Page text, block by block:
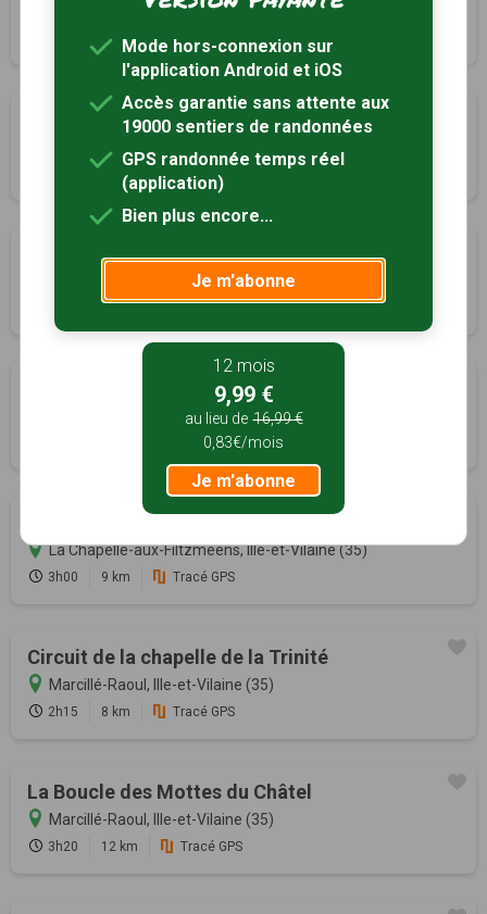
Feins, Ille-et-Vilaine (35)
4.7 km
Sentier de la Plousière
6.8 km Tracé GPS
Sentier des Guipellois
Guipel, Ille-et-Vilaine (35)
8.6 km Tracé GPS
Guipel, Ille-et-Vilaine (35)
Tracé GPS
La Chapelle-aux-Filtzméens, Ille-et-Vilaine (35)
3h00 9 km Tracé GPS
Circuit de la chapelle de la Trinité
Marcillé-Raoul, Ille-et-Vilaine (35)
2h15 8 km Tracé GPS
La Boucle des Mottes du Châtel
Marcillé-Raoul, Ille-et-Vilaine (35)
3h20 12 km Tracé GPS
Mode hors-connexion sur
l'application Android et iOS
Accès garantie sans attente aux
19000 sentiers de randonnées
GPS randonnée temps réel
(application)
Bien plus encore...
Je m'abonne
12 mois
9,99 €
au lieu de 16,99 €
0,83€/mois
Je m'abonne